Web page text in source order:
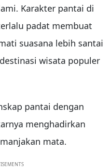
Karakter pantai di
padat membuat
suasana lebih santai
wisata populer
pantai dengan
menghadirkan
mata.